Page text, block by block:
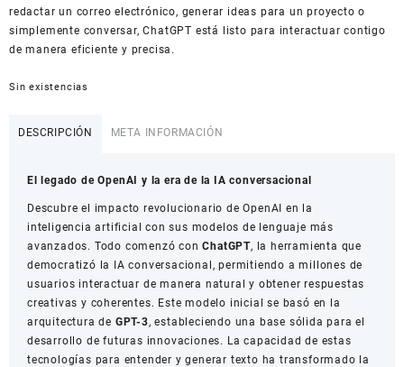
redactar un correo electrónico, generar ideas para un proyecto o
simplemente conversar, ChatGPT está listo para interactuar contigo
de manera eficiente y precisa.
Sin existencias
DESCRIPCIÓN META INFORMACIÓN
El legado de OpenAI y la era de la IA conversacional
Descubre el impacto revolucionario de OpenAI en la
inteligencia artificial con sus modelos de lenguaje más
avanzados. Todo comenzó conChatGPT, la herramienta que
democratizó la IA conversacional, permitiendo a millones de
usuarios interactuar de manera natural y obtener respuestas
creativas y coherentes. Este modelo inicial se basó en la
arquitectura de GPT-3, estableciendo una base sólida para el
desarrollo de futuras innovaciones. La capacidad de estas
tecnologías para entender y generar texto ha transformado la